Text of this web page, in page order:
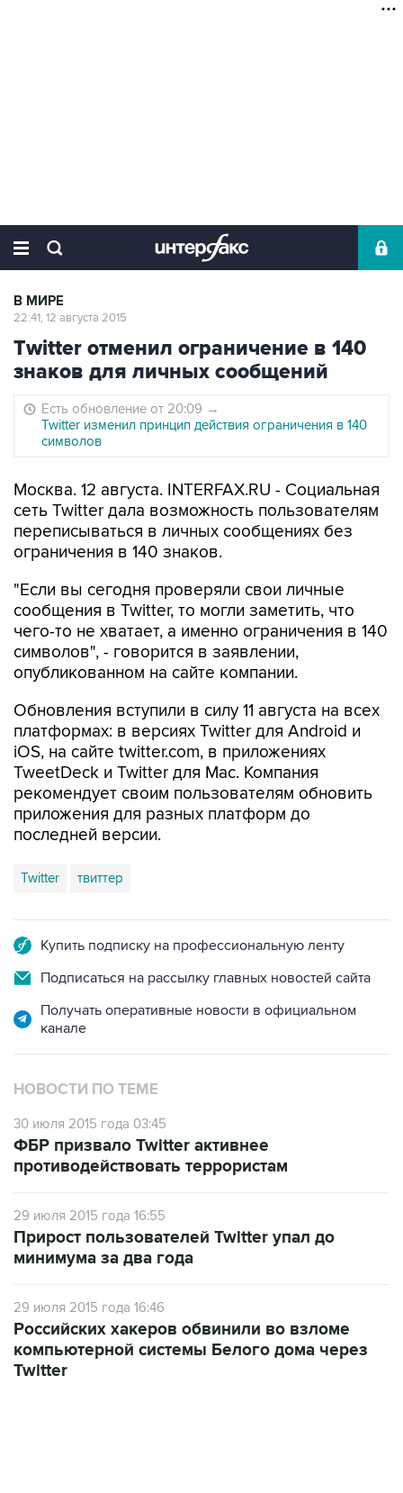
В МИРЕ
22:41, 12 августа 2015
Twitter отменил ограничение в 140
знаков для личных сообщений
Есть обновление от 20:09 →
Twitter изменил принцип действия ограничения в 140
символов
Москва. 12 августа. INTERFAX.RU - Социальная
сеть Twitter дала возможность пользователям
переписываться в личных сообщениях без
ограничения в 140 знаков.
"Если вы сегодня проверяли свои личные
сообщения в Twitter, то могли заметить, что
чего-то не хватает, а именно ограничения в 140
символов", - говорится в заявлении,
опубликованном на сайте компании.
Обновления вступили в силу 11 августа на всех
платформах: в версиях Twitter для Android и
iOS, на сайте twitter.com, в приложениях
TweetDeck и Twitter для Mac. Компания
рекомендует своим пользователям обновить
приложения для разных платформ до
последней версии.
Twitter твиттер
Купить подписку на профессиональную ленту
Подписаться на рассылку главных новостей сайта
Получать оперативные новости в официальном
канале
НОВОСТИ ПО ТЕМЕ
30 июля 2015 года 03:45
ФБР призвало Twitter активнее
противодействовать террористам
29 июля 2015 года 16:55
Прирост пользователей Twitter упал до
минимума за два года
29 июля 2015 года 16:46
Российских хакеров обвинили во взломе
компьютерной системы Белого дома через
Twitter